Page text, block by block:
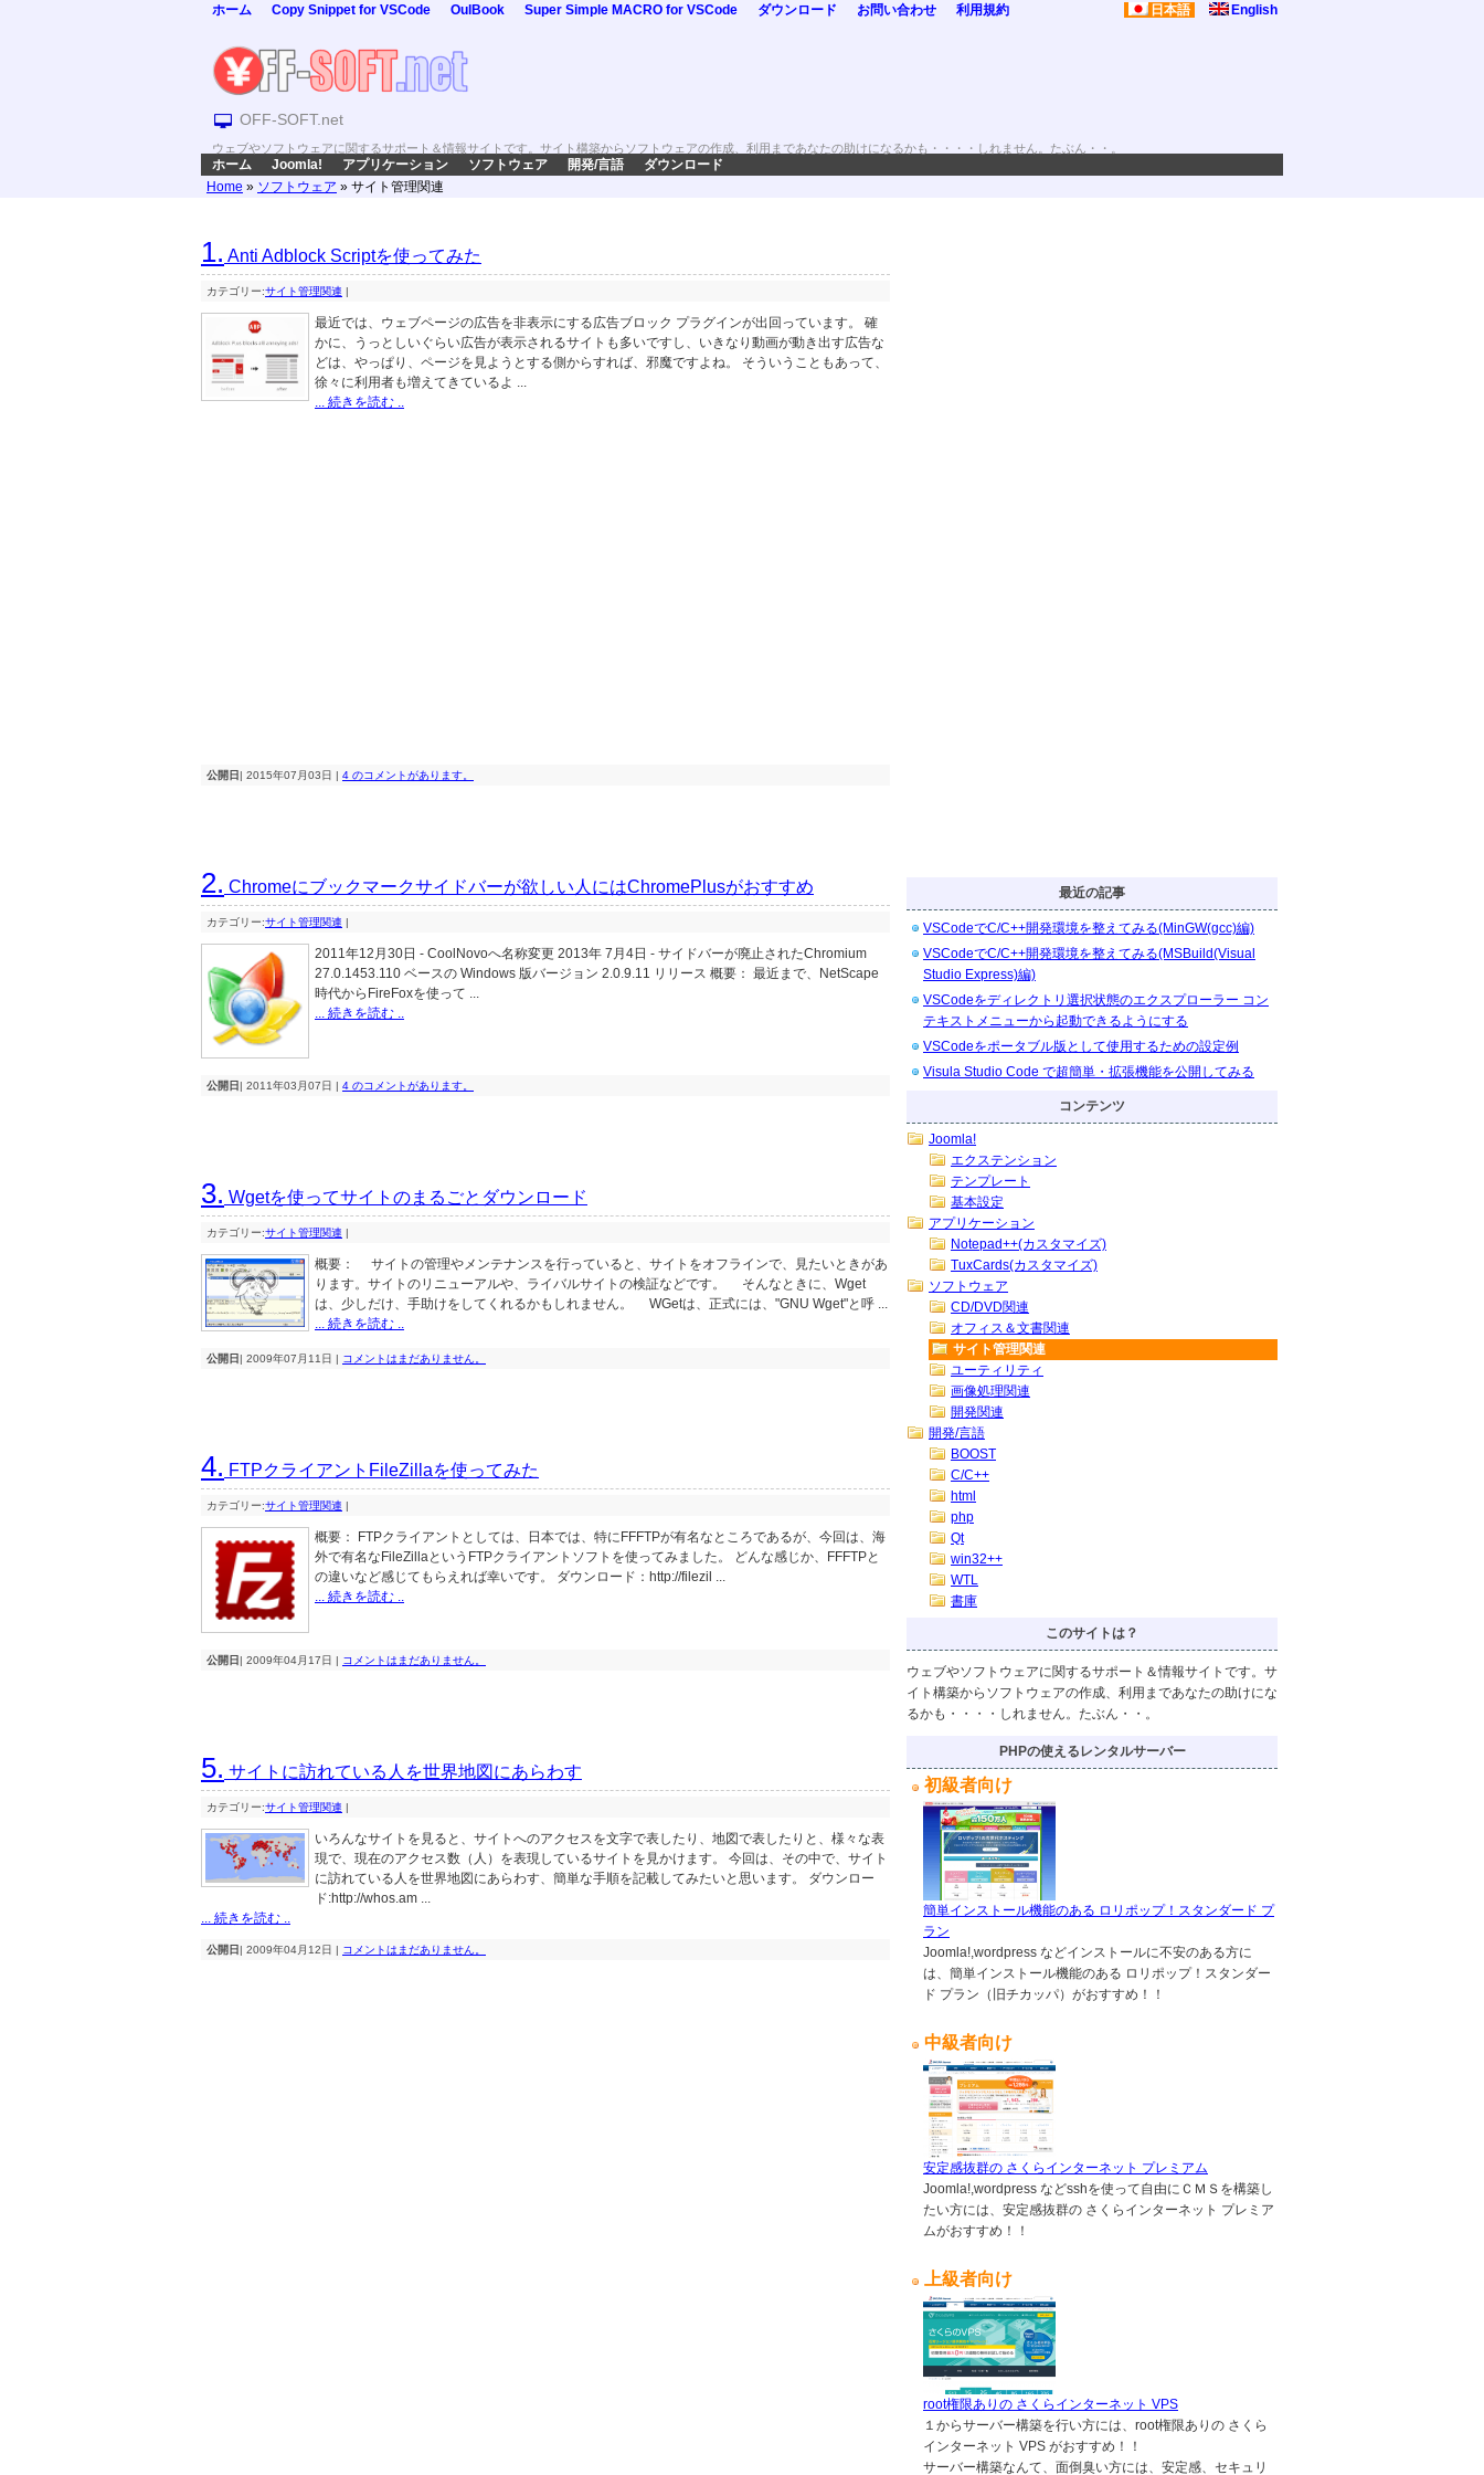
ホーム Copy Snippet for VSCode OulBook Super Simple MACRO for VSCode ダウンロード お問い合わせ 利用規約 日本語 English
OFF-SOFT.net
ウェブやソフトウェアに関するサポート＆情報サイトです。サイト構築からソフトウェアの作成、利用まであなたの助けになるかも・・・・しれません。たぶん・・。
ホーム Joomla! アプリケーション ソフトウェア 開発/言語
ダウンロード
Home » ソフトウェア » サイト管理関連
1. Anti Adblock Scriptを使ってみた
カテゴリー:サイト管理関連 |
最近では、ウェブページの広告を非表示にする広告ブロック プラグインが出回っています。 確
かに、うっとしいぐらい広告が表示されるサイトも多いですし、いきなり動画が動き出す広告な
どは、やっぱり、ページを見ようとする側からすれば、邪魔ですよね。 そういうこともあって、
徐々に利用者も増えてきているよ ...
... 続きを読む ..
公開日 | 2015年07月03日 | 4 のコメントがあります。
2. Chromeにブックマークサイドバーが欲しい人にはChromePlusがおすすめ
カテゴリー:サイト管理関連 |
2011年12月30日 - CoolNovoへ名称変更 2013年 7月4日 - サイドバーが廃止されたChromium
27.0.1453.110 ベースの Windows 版バージョン 2.0.9.11 リリース 概要： 最近まで、NetScape
時代からFireFoxを使って ...
... 続きを読む ..
公開日 | 2011年03月07日 | 4 のコメントがあります。
3. Wgetを使ってサイトのまるごとダウンロード
カテゴリー:サイト管理関連 |
概要： サイトの管理やメンテナンスを行っていると、サイトをオフラインで、見たいときがあ
ります。サイトのリニューアルや、ライバルサイトの検証などです。 そんなときに、Wget
は、少しだけ、手助けをしてくれるかもしれません。 WGetは、正式には、"GNU Wget"と呼 ...
... 続きを読む ..
公開日 | 2009年07月11日 | コメントはまだありません。
4. FTPクライアントFileZillaを使ってみた
カテゴリー:サイト管理関連 |
概要： FTPクライアントとしては、日本では、特にFFFTPが有名なところであるが、今回は、海
外で有名なFileZillaというFTPクライアントソフトを使ってみました。 どんな感じか、FFFTPと
の違いなど感じてもらえれば幸いです。 ダウンロード：http://filezil ...
... 続きを読む ..
公開日 | 2009年04月17日 | コメントはまだありません。
5. サイトに訪れている人を世界地図にあらわす
カテゴリー:サイト管理関連 |
いろんなサイトを見ると、サイトへのアクセスを文字で表したり、地図で表したりと、様々な表
現で、現在のアクセス数（人）を表現しているサイトを見かけます。 今回は、その中で、サイト
に訪れている人を世界地図にあらわす、簡単な手順を記載してみたいと思います。 ダウンロー
ド:http://whos.am ...
... 続きを読む ..
公開日 | 2009年04月12日 | コメントはまだありません。
最近の記事
VSCodeでC/C++開発環境を整えてみる(MinGW(gcc)編)
VSCodeでC/C++開発環境を整えてみる(MSBuild(Visual
Studio Express)編)
VSCodeをディレクトリ選択状態のエクスプローラー コン
テキストメニューから起動できるようにする
VSCodeをポータブル版として使用するための設定例
Visula Studio Code で超簡単・拡張機能を公開してみる
コンテンツ
Joomla!
エクステンション
テンプレート
基本設定
アプリケーション
Notepad++(カスタマイズ)
TuxCards(カスタマイズ)
ソフトウェア
CD/DVD関連
オフィス＆文書関連
サイト管理関連
ユーティリティ
画像処理関連
開発関連
開発/言語
BOOST
C/C++
html
php
Qt
win32++
WTL
書庫
このサイトは？
ウェブやソフトウェアに関するサポート＆情報サイトです。サ
イト構築からソフトウェアの作成、利用まであなたの助けにな
るかも・・・・しれません。たぶん・・。
PHPの使えるレンタルサーバー
初級者向け
簡単インストール機能のある ロリポップ！スタンダード プ
ラン
Joomla!,wordpress などインストールに不安のある方に
は、簡単インストール機能のある ロリポップ！スタンダー
ド プラン（旧チカッパ）がおすすめ！！
中級者向け
安定感抜群の さくらインターネット プレミアム
Joomla!,wordpress などsshを使って自由にＣＭＳを構築し
たい方には、安定感抜群の さくらインターネット プレミア
ムがおすすめ！！
上級者向け
root権限ありの さくらインターネット VPS
１からサーバー構築を行い方には、root権限ありの さくら
インターネット VPS がおすすめ！！
サーバー構築なんて、面倒臭い方には、安定感、セキュリ